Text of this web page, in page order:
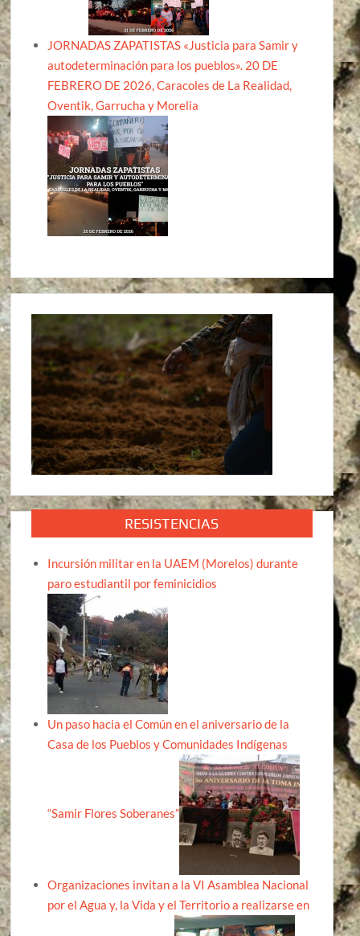
JORNADAS ZAPATISTAS «Justicia para Samir y
autodeterminación para los pueblos». 20 DE
FEBRERO DE 2026, Caracoles de La Realidad,
Oventik, Garrucha y Morelia
RESISTENCIAS
Incursión militar en la UAEM (Morelos) durante
paro estudiantil por feminicidios
Un paso hacia el Común en el aniversario de la
Casa de los Pueblos y Comunidades Indígenas
“Samir Flores Soberanes”
Organizaciones invitan a la VI Asamblea Nacional
por el Agua y, la Vida y el Territorio a realizarse en